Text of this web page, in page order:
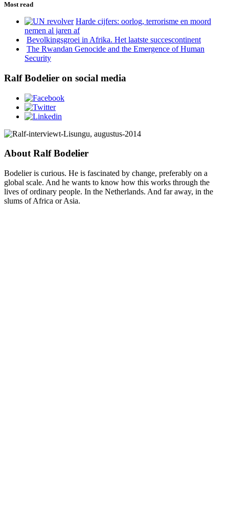
Most read
Harde cijfers: oorlog, terrorisme en moord
nemen al jaren af
Bevolkingsgroei in Afrika. Het laatste succescontinent
The Rwandan Genocide and the Emergence of Human
Security
Ralf Bodelier on social media
About Ralf Bodelier
Bodelier is curious. He is fascinated by change, preferably on a
global scale. And he wants to know how this works through the
lives of ordinary people. In the Netherlands. And far away, in the
slums of Africa or Asia.